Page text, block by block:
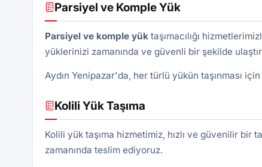
Parsiyel ve Komple Yük
Parsiyel ve komple yüktaşımacılığı
yüklerinizi zamanında ve güvenli bir şekilde
Aydın Yenipazar'da, her türlü yükün taşınması
Kolili Yük Taşıma
Kolili yük taşıma hizmetimiz, hızlı ve güvenilir bir
zamanında teslim ediyoruz.